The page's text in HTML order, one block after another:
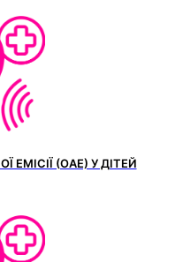
ЕМІСІЇ (ОАЕ) У ДІТЕЙ